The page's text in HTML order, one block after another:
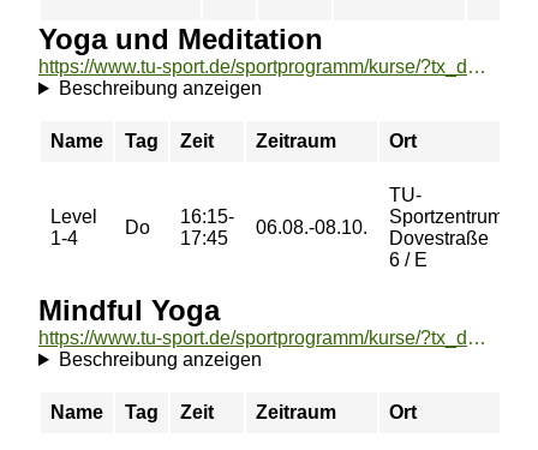
Yoga und Meditation
https://www.tu-sport.de/sportprogramm/kurse/?tx_dwzeh_courses%5Baction%5D=show&tx_dwzeh_courses%5BsportsDescription%5D=846&cHash=0ebbf97c424c6f76a1460e27c748d075
Beschreibung anzeigen
Name Tag Zeit Zeitraum Ort
Level
1-4
Do
16:15-
17:45
06.08.-08.10.
TU-
Sportzentrum
Dovestraße
6 / E
Mindful Yoga
https://www.tu-sport.de/sportprogramm/kurse/?tx_dwzeh_courses%5Baction%5D=show&tx_dwzeh_courses%5BsportsDescription%5D=1033&cHash=d69c57d50c19f15da3d184339291eccd
Beschreibung anzeigen
Name Tag Zeit Zeitraum Ort